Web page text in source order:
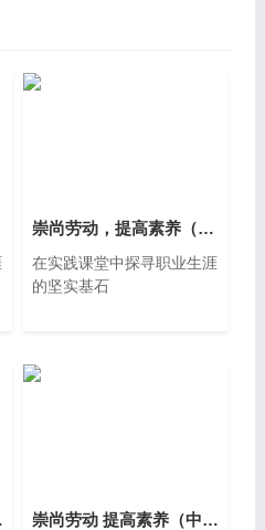
崇尚劳动，提高素养（中职AI赋能精品议题式课件共37页含教学设计逐字稿1视频）
在实践课堂中探寻职业生涯
的坚实基石
视频） 崇尚劳动 提高素养（中职精品议题式课件共27页含教学设计1视频）